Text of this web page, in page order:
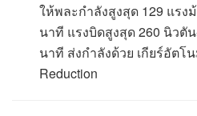
ให้พละกำลังสูงสุด 129 แรง
นาที แรงบิดสูงสุด 260 นิวตั
นาที ส่งกำลังด้วย เกียร์อัตโ
Reduction